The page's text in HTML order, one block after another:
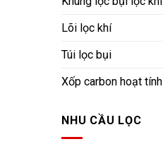
Lõi lọc khí
Túi lọc bụi
Xốp carbon hoạt tính
NHU CẦU LỌC